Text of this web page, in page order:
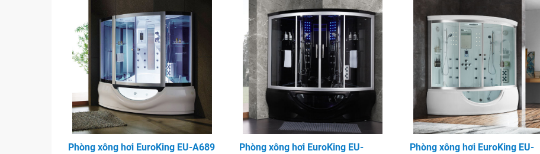
Phòng xông hơi EuroKing EU-A689
Phòng xông hơi EuroKing EU-
Phòng xông hơi EuroKing EU-